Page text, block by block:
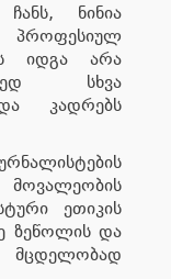
ჩანს, ნინია
იდგა არა
სხვა
კადრებს
ეთიკის
ზეწოლის და
მცდელობად